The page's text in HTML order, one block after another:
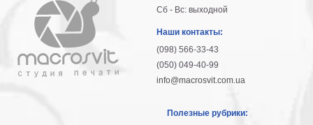
Сб - Вс: выходной
Наши контакты:
(098) 566-33-43
(050) 049-40-99
info@macrosvit.com.ua
Полезные рубрики: